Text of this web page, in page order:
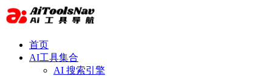
首页
AI工具集合
AI 搜索引擎